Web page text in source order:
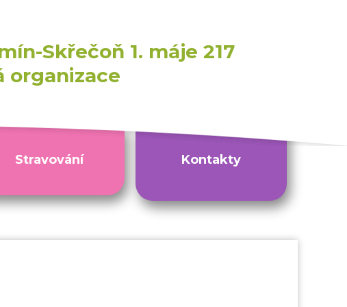
Skřečoň 1. máje 217
organizace
Stravování Kontakty